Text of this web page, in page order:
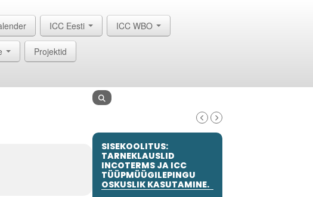
ICC Eesti ICC WBO
Projektid
SISEKOOLITUS:
TARNEKLAUSLID
INCOTERMS JA ICC
TÜÜPMÜÜGILEPINGU
OSKUSLIK KASUTAMINE.